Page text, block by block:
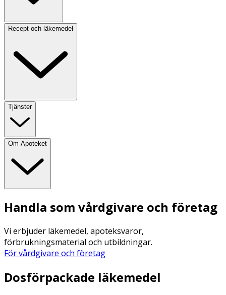
Recept och läkemedel
Tjänster
Om Apoteket
Handla som vårdgivare och företag
Vi erbjuder läkemedel, apoteksvaror,
förbrukningsmaterial och utbildningar.
För vårdgivare och företag
Dosförpackade läkemedel